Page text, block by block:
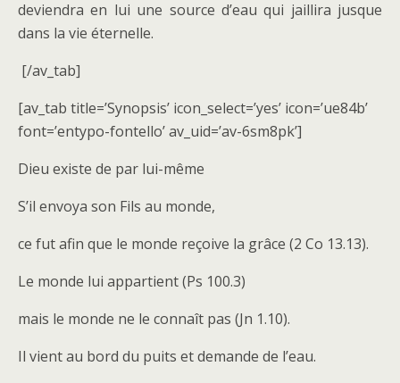
deviendra en lui une source d’eau qui jaillira jusque
dans la vie éternelle.
[/av_tab]
[av_tab title=’Synopsis’ icon_select=’yes’ icon=’ue84b’
font=’entypo-fontello’ av_uid=’av-6sm8pk’]
Dieu existe de par lui-même
S’il envoya son Fils au monde,
ce fut afin que le monde reçoive la grâce (2 Co 13.13).
Le monde lui appartient (Ps 100.3)
mais le monde ne le connaît pas (Jn 1.10).
Il vient au bord du puits et demande de l’eau.